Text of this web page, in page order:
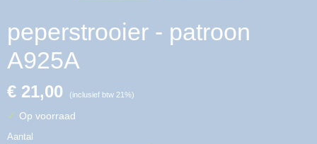
peperstrooier - patroon
A925A
€ 21,00 (inclusief btw 21%)
✓ Op voorraad
Aantal